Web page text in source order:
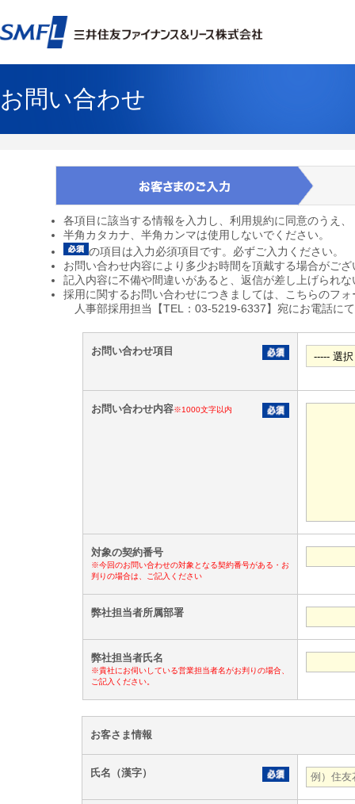
お問い合わせ
各項目に該当する情報を入力し、利用規約に同意のうえ
半角カタカナ、半角カンマは使用しないでください。
の項目は入力必須項目です。必ずご入力ください。
お問い合わせ内容により多少お時間を頂戴する場合がござ
記入内容に不備や間違いがあると、返信が差し上げられ
採用に関するお問い合わせにつきましては、こちらのフ
人事部採用担当【TEL：03-5219-6337】宛にお電話に
お問い合わせ項目
お問い合わせ内容※1000文字以内
対象の契約番号
※今回のお問い合わせの対象となる契約番号がある・お
判りの場合は、ご記入ください
弊社担当者所属部署
弊社担当者氏名
※貴社にお伺いしている営業担当者名がお判りの場合、
ご記入ください。
お客さま情報
氏名（漢字）